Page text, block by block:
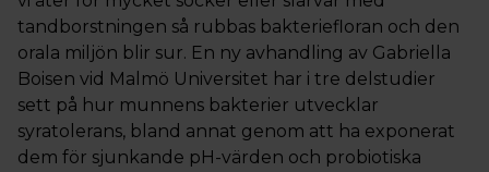
tandborstningen så rubbas bakteriefloran och den
orala miljön blir sur. En ny avhandling av Gabriella
Boisen vid Malmö Universitet har i tre delstudier
sett på hur munnens bakterier utvecklar
syratolerans, bland annat genom att ha exponerat
dem för sjunkande pH-värden och probiotiska